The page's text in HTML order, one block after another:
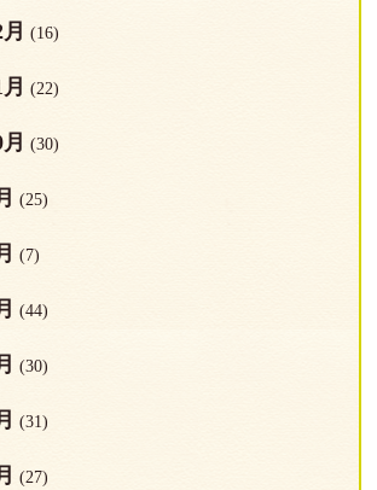
(16)
(22)
(30)
(25)
(7)
(44)
(30)
(31)
(27)